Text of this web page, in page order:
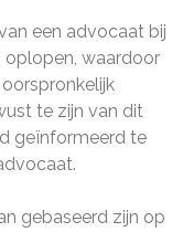
een advocaat bij
oplopen, waardoor
te zijn van dit
geïnformeerd te
gebaseerd zijn op